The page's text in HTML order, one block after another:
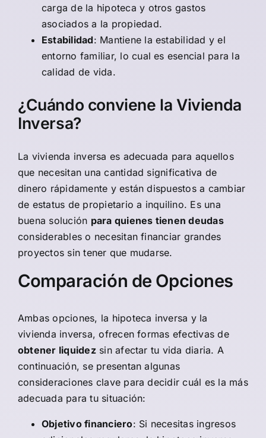
carga de la hipoteca y otros gastos
asociados a la propiedad.
Estabilidad: Mantiene la estabilidad y el
entorno familiar, lo cual es esencial para la
calidad de vida.
¿Cuándo conviene la Vivienda
Inversa?
La vivienda inversa es adecuada para aquellos
que necesitan una cantidad significativa de
dinero rápidamente y están dispuestos a cambiar
de estatus de propietario a inquilino. Es una
buena solución para quienes tienen deudas
considerables o necesitan financiar grandes
proyectos sin tener que mudarse.
Comparación de Opciones
Ambas opciones, la hipoteca inversa y la
vivienda inversa, ofrecen formas efectivas de
obtener liquidezsin afectar tu vida diaria. A
continuación, se presentan algunas
consideraciones clave para decidir cuál es la más
adecuada para tu situación:
Objetivo financiero: Si necesitas ingresos